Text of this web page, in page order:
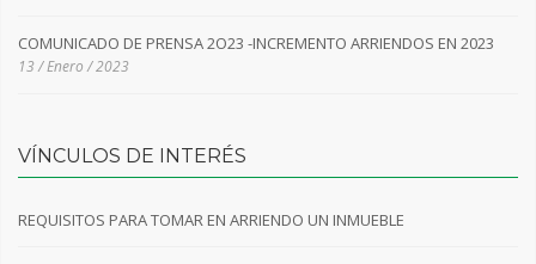
COMUNICADO DE PRENSA 2O23 -INCREMENTO ARRIENDOS EN 2023
13 / Enero / 2023
VÍNCULOS DE INTERÉS
REQUISITOS PARA TOMAR EN ARRIENDO UN INMUEBLE